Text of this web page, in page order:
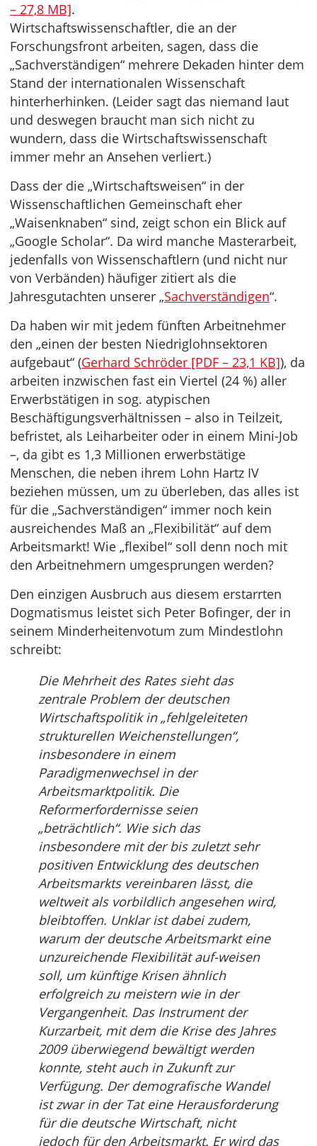
– 27,8 MB].
Wirtschaftswissenschaftler, die an der
Forschungsfront arbeiten, sagen, dass die
„Sachverständigen“ mehrere Dekaden hinter dem
Stand der internationalen Wissenschaft
hinterherhinken. (Leider sagt das niemand laut
und deswegen braucht man sich nicht zu
wundern, dass die Wirtschaftswissenschaft
immer mehr an Ansehen verliert.)
Dass der die „Wirtschaftsweisen“ in der
Wissenschaftlichen Gemeinschaft eher
„Waisenknaben“ sind, zeigt schon ein Blick auf
„Google Scholar“. Da wird manche Masterarbeit,
jedenfalls von Wissenschaftlern (und nicht nur
von Verbänden) häufiger zitiert als die
Jahresgutachten unserer „Sachverständigen“.
Da haben wir mit jedem fünften Arbeitnehmer
den „einen der besten Niedriglohnsektoren
aufgebaut“ (Gerhard Schröder [PDF – 23,1 KB]), da
arbeiten inzwischen fast ein Viertel (24 %) aller
Erwerbstätigen in sog. atypischen
Beschäftigungsverhältnissen – also in Teilzeit,
befristet, als Leiharbeiter oder in einem Mini-Job
–, da gibt es 1,3 Millionen erwerbstätige
Menschen, die neben ihrem Lohn Hartz IV
beziehen müssen, um zu überleben, das alles ist
für die „Sachverständigen“ immer noch kein
ausreichendes Maß an „Flexibilität“ auf dem
Arbeitsmarkt! Wie „flexibel“ soll denn noch mit
den Arbeitnehmern umgesprungen werden?
Den einzigen Ausbruch aus diesem erstarrten
Dogmatismus leistet sich Peter Bofinger, der in
seinem Minderheitenvotum zum Mindestlohn
schreibt:
Die Mehrheit des Rates sieht das
zentrale Problem der deutschen
Wirtschaftspolitik in „fehlgeleiteten
strukturellen Weichenstellungen“,
insbesondere in einem
Paradigmenwechsel in der
Arbeitsmarktpolitik. Die
Reformerfordernisse seien
„beträchtlich“. Wie sich das
insbesondere mit der bis zuletzt sehr
positiven Entwicklung des deutschen
Arbeitsmarkts vereinbaren lässt, die
weltweit als vorbildlich angesehen wird,
bleibtoffen. Unklar ist dabei zudem,
warum der deutsche Arbeitsmarkt eine
unzureichende Flexibilität auf-weisen
soll, um künftige Krisen ähnlich
erfolgreich zu meistern wie in der
Vergangenheit. Das Instrument der
Kurzarbeit, mit dem die Krise des Jahres
2009 überwiegend bewältigt werden
konnte, steht auch in Zukunft zur
Verfügung. Der demografische Wandel
ist zwar in der Tat eine Herausforderung
für die deutsche Wirtschaft, nicht
jedoch für den Arbeitsmarkt. Er wird das